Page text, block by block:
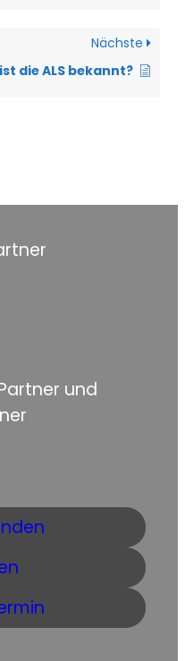
Nächste
die ALS bekannt?
und